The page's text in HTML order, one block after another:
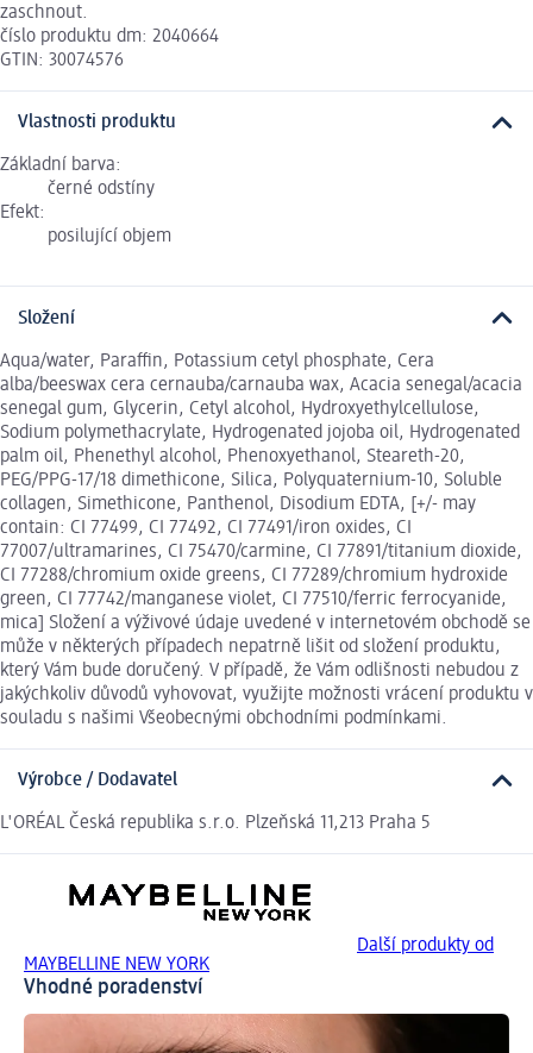
zaschnout.
číslo produktu dm: 2040664
GTIN: 30074576
Vlastnosti produktu
Základní barva:
černé odstíny
Efekt:
posilující objem
Složení
Aqua/water, Paraffin, Potassium cetyl phosphate, Cera
alba/beeswax cera cernauba/carnauba wax, Acacia senegal/acacia
senegal gum, Glycerin, Cetyl alcohol, Hydroxyethylcellulose,
Sodium polymethacrylate, Hydrogenated jojoba oil, Hydrogenated
palm oil, Phenethyl alcohol, Phenoxyethanol, Steareth-20,
PEG/PPG-17/18 dimethicone, Silica, Polyquaternium-10, Soluble
collagen, Simethicone, Panthenol, Disodium EDTA, [+/- may
contain: CI 77499, CI 77492, CI 77491/iron oxides, CI
77007/ultramarines, CI 75470/carmine, CI 77891/titanium dioxide,
CI 77288/chromium oxide greens, CI 77289/chromium hydroxide
green, CI 77742/manganese violet, CI 77510/ferric ferrocyanide,
mica] Složení a výživové údaje uvedené v internetovém obchodě se
může v některých případech nepatrně lišit od složení produktu,
který Vám bude doručený. V případě, že Vám odlišnosti nebudou z
jakýchkoliv důvodů vyhovovat, využijte možnosti vrácení produktu v
souladu s našimi Všeobecnými obchodními podmínkami.
Výrobce / Dodavatel
L'ORÉAL Česká republika s.r.o. Plzeňská 11,213 Praha 5
Další produkty od
MAYBELLINE NEW YORK
Vhodné poradenství